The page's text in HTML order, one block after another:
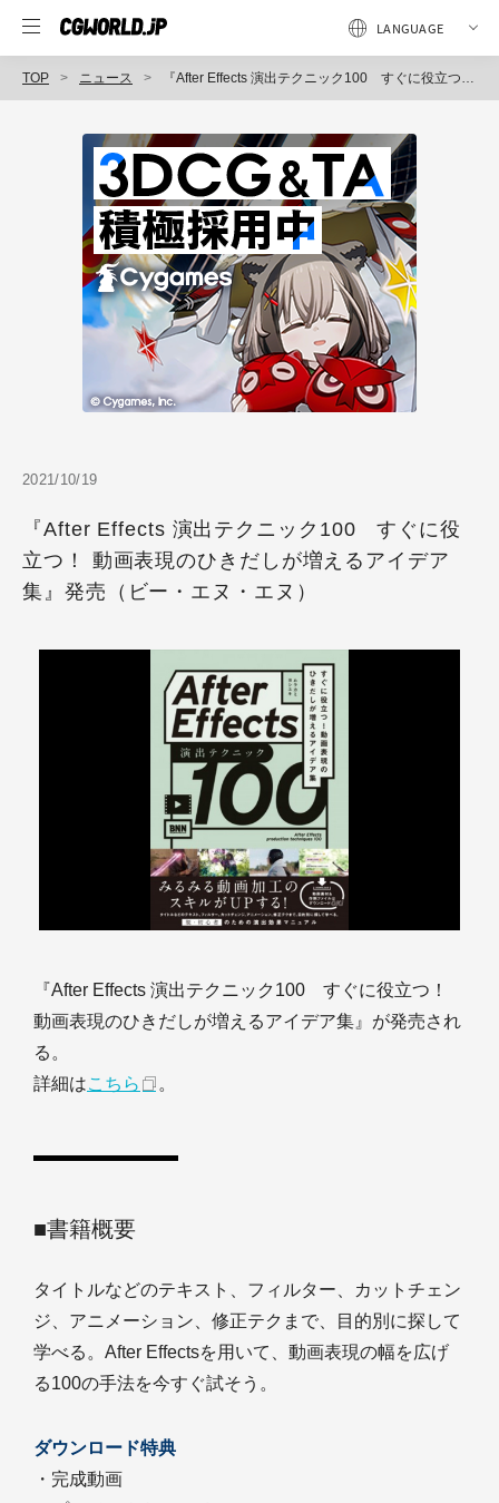
TOP ニュース 『After Effects 演出テクニック100 すぐに役立つ！ 動画表現のひきだしが増えるアイデア集』発売（ビー・エヌ・エヌ）
2021/10/19
『After Effects 演出テクニック100 すぐに役
立つ！ 動画表現のひきだしが増えるアイデア
集』発売（ビー・エヌ・エヌ）
『After Effects 演出テクニック100 すぐに役立つ！
動画表現のひきだしが増えるアイデア集』が発売され
る。
詳細はこちら 。
■書籍概要
タイトルなどのテキスト、フィルター、カットチェン
ジ、アニメーション、修正テクまで、目的別に探して
学べる。After Effectsを用いて、動画表現の幅を広げ
る100の手法を今すぐ試そう。
ダウンロード特典
・完成動画